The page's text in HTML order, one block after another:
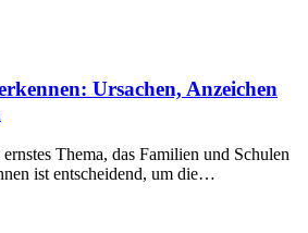
Ursachen, Anzeichen
Thema, das Familien und Schulen
ist entscheidend, um die…